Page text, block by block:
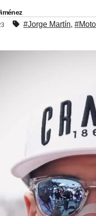
#Jorge Martín,